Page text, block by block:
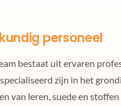
personeel
bestaat uit ervaren
zijn in het
van leren, suede en stoffen